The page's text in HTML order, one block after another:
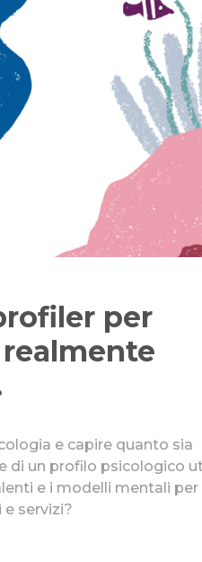
per
e capire quanto sia
di un profilo psicologico
e i modelli mentali per
servizi?